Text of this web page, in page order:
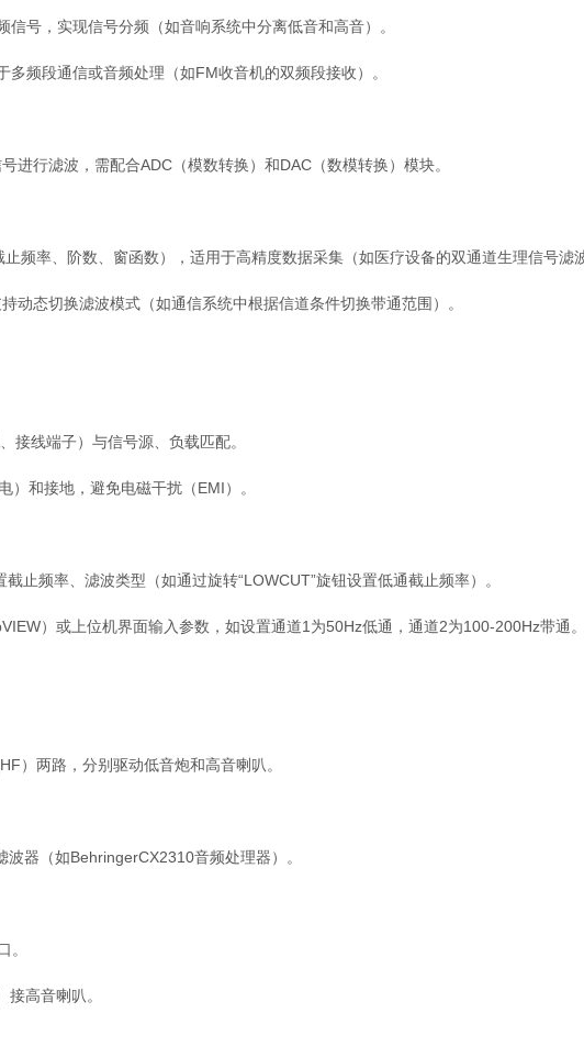
号，实现信号分频（如音响系统中分离低音和高音）。
频段通信或音频处理（如FM收音机的双频段接收）。
进行滤波，需配合ADC（模数转换）和DAC（数模转换）模块。
频率、阶数、窗函数），适用于高精度数据采集（如医疗设备的双通道生理信号滤
动态切换滤波模式（如通信系统中根据信道条件切换带通范围）。
接线端子）与信号源、负载匹配。
和接地，避免电磁干扰（EMI）。
止频率、滤波类型（如通过旋转“LOWCUT”旋钮设置低通截止频率）。
）或上位机界面输入参数，如设置通道1为50Hz低通，通道2为100-200Hz带通。
）两路，分别驱动低音炮和高音喇叭。
器（如BehringerCX2310音频处理器）。
。
高音喇叭。